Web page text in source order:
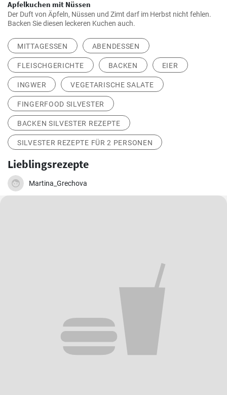
Apfelkuchen mit Nüssen
Der Duft von Äpfeln, Nüssen und Zimt darf im Herbst nicht fehlen.
Backen Sie diesen leckeren Kuchen auch.
MITTAGESSEN ABENDESSEN
FLEISCHGERICHTE BACKEN EIER
INGWER VEGETARISCHE SALATE
FINGERFOOD SILVESTER
BACKEN SILVESTER REZEPTE
SILVESTER REZEPTE FÜR 2 PERSONEN
Lieblingsrezepte
Martina_Grechova